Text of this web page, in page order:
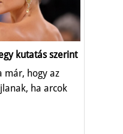
kutatás szerint
már, hogy az
ha arcok